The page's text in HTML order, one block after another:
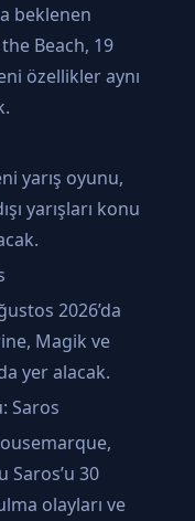
beklenen
Beach, 19
özellikler aynı
yarış oyunu,
yarışları konu
2026’da
Magik ve
yer alacak.
Saros
Saros’u 30
olayları ve